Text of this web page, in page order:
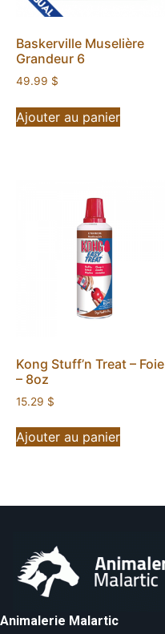
Baskerville Muselière
Grandeur 6
49.99 $
Ajouter au panier
Kong Stuff’n Treat – Foie
– 8oz
15.29 $
Ajouter au panier
Animalerie Malartic